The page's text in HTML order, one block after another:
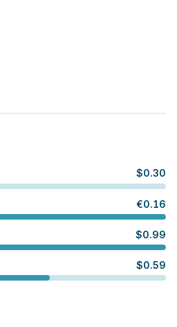
$0.30
€0.16
$0.99
$0.59